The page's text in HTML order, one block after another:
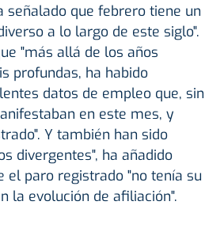
señalado que febrero tiene un
a lo largo de este siglo".
"más allá de los años
profundas, ha habido
datos de empleo que, sin
en este mes, y
Y también han sido
divergentes", ha añadido
el paro registrado "no tenía su
la evolución de afiliación".